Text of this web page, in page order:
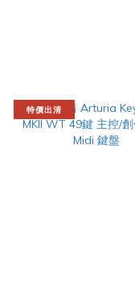
特價出清